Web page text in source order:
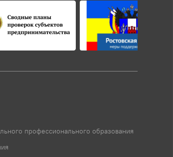
профессионального образования